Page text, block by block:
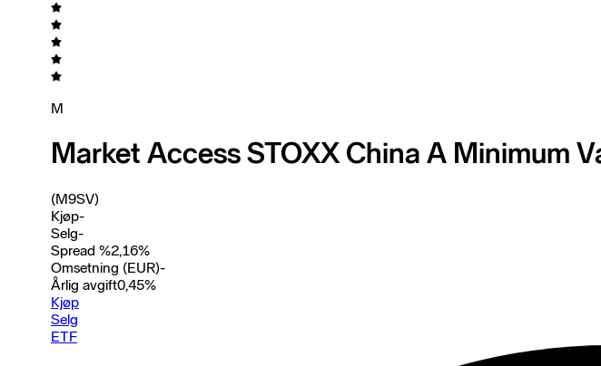
M
Market Access STOXX China A Minimum
(M9SV)
Kjøp-
Selg-
Spread %2,16%
Omsetning (EUR)-
Årlig avgift0,45%
Kjøp
Selg
ETF